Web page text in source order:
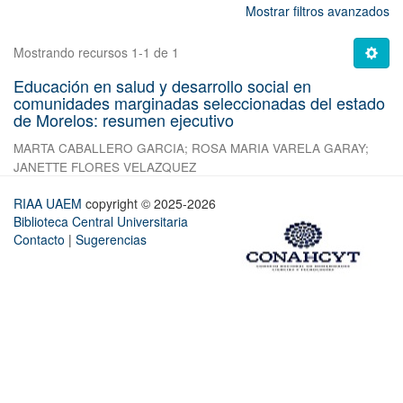
Mostrar filtros avanzados
Mostrando recursos 1-1 de 1
Educación en salud y desarrollo social en
comunidades marginadas seleccionadas del estado
de Morelos: resumen ejecutivo
MARTA CABALLERO GARCIA; ROSA MARIA VARELA GARAY;
JANETTE FLORES VELAZQUEZ
RIAA UAEM copyright © 2025-2026
Biblioteca Central Universitaria
Contacto | Sugerencias